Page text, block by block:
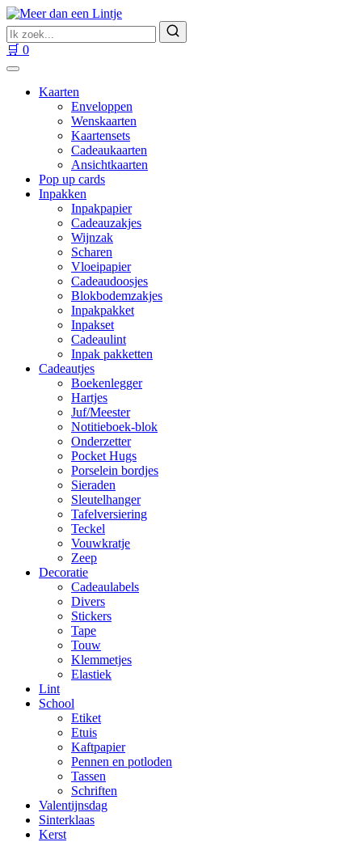
Ga
naar
inhoud
Zoek
naar
producten
Zoeken
🛒 0
Kaarten
Enveloppen
Wenskaarten
Kaartensets
Cadeaukaarten
Ansichtkaarten
Pop up cards
Inpakken
Inpakpapier
Cadeauzakjes
Wijnzak
Scharen
Vloeipapier
Cadeaudoosjes
Blokbodemzakjes
Inpakpakket
Inpakset
Cadeaulint
Inpak pakketten
Cadeautjes
Boekenlegger
Hartjes
Juf/Meester
Notitieboek-blok
Onderzetter
Pocket Hugs
Porselein bordjes
Sieraden
Sleutelhanger
Tafelversiering
Teckel
Vouwkratje
Zeep
Decoratie
Cadeaulabels
Divers
Stickers
Tape
Touw
Klemmetjes
Elastiek
Lint
School
Etiket
Etuis
Kaftpapier
Pennen en potloden
Tassen
Schriften
Valentijnsdag
Sinterklaas
Kerst